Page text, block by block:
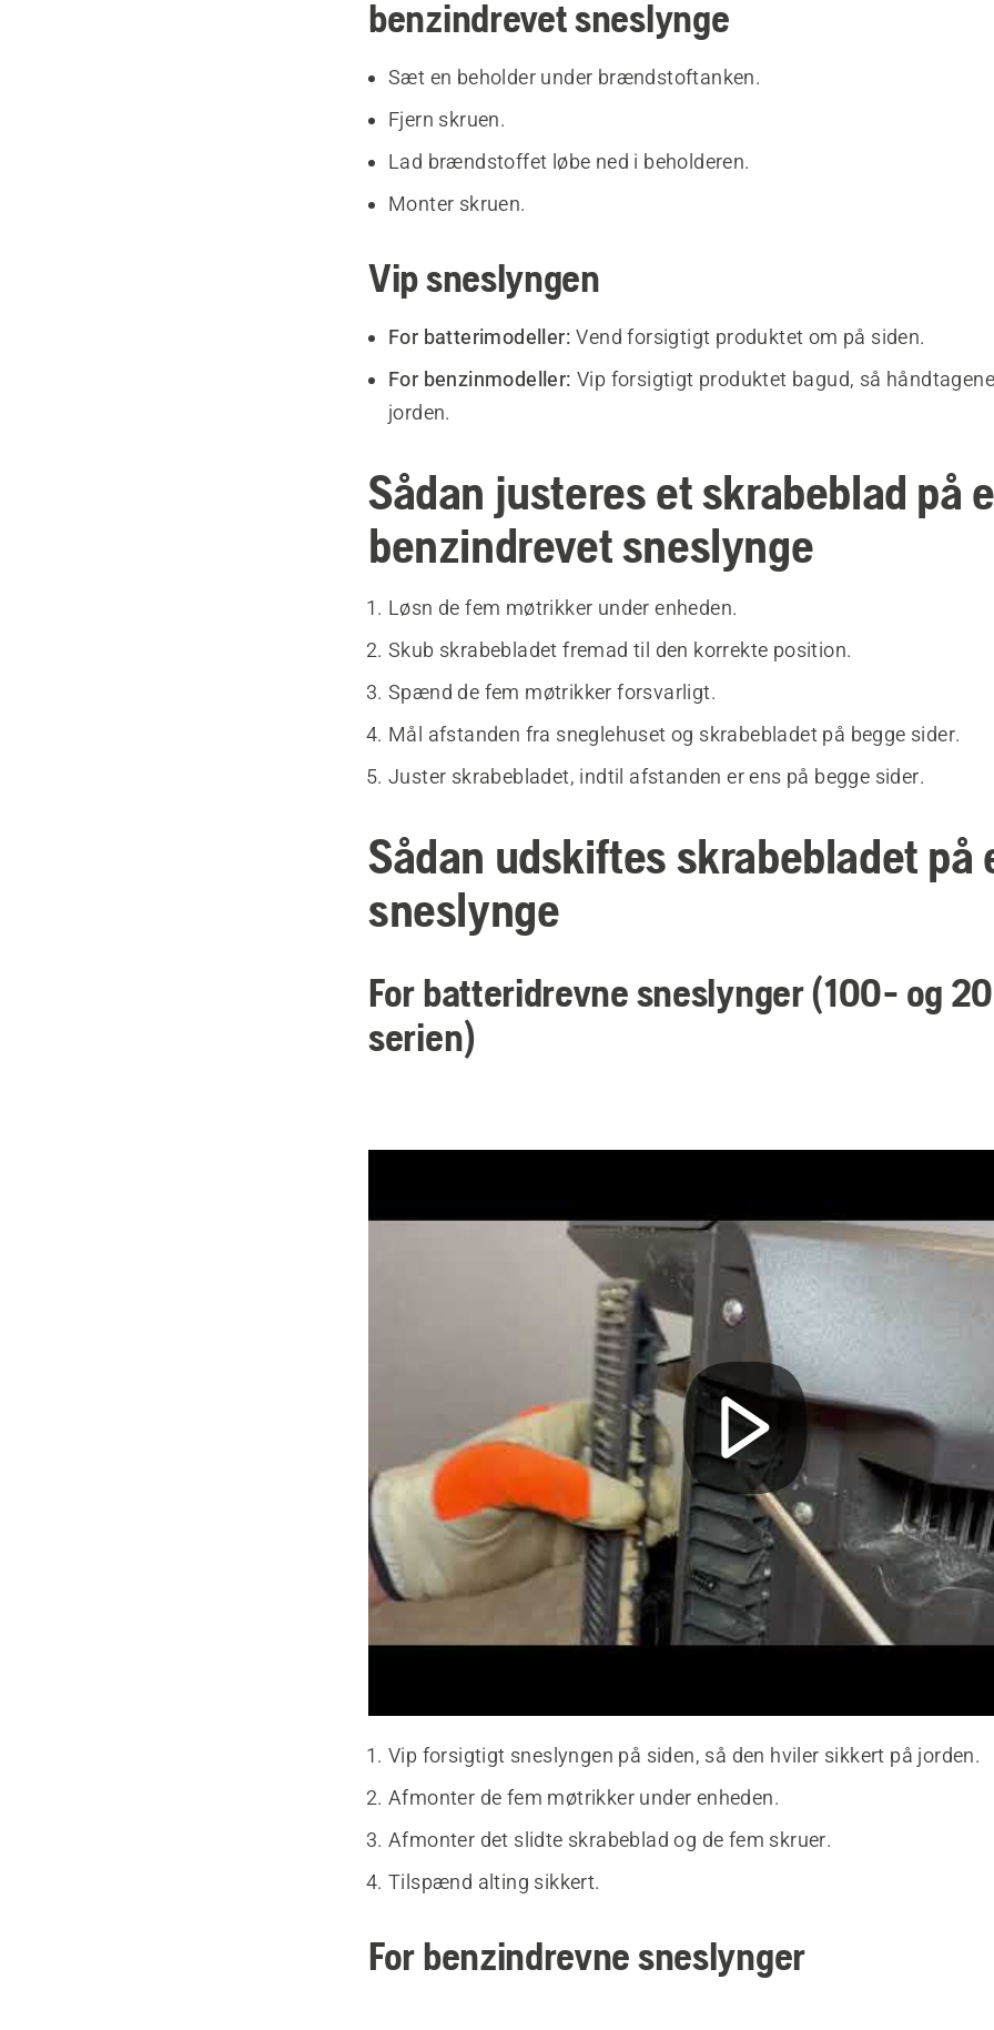
benzindrevet sneslynge
Sæt en beholder under brændstoftanken.
Fjern skruen.
Lad brændstoffet løbe ned i beholderen.
Monter skruen.
Vip sneslyngen
For batterimodeller:Vend forsigtigt produktet om på siden.
For benzinmodeller: Vip forsigtigt produktet bagud, så
jorden.
Sådan justeres et skrabeblad på
benzindrevet sneslynge
Løsn de fem møtrikker under enheden.
Skub skrabebladet fremad til den korrekte position.
Spænd de fem møtrikker forsvarligt.
Mål afstanden fra sneglehuset og skrabebladet på begge sider.
Juster skrabebladet, indtil afstanden er ens på begge sider.
Sådan udskiftes skrabebladet på
sneslynge
For batteridrevne sneslynger (100- og
serien)
Vip forsigtigt sneslyngen på siden, så den hviler sikkert på jorden.
Afmonter de fem møtrikker under enheden.
Afmonter det slidte skrabeblad og de fem skruer.
Tilspænd alting sikkert.
For benzindrevne sneslynger